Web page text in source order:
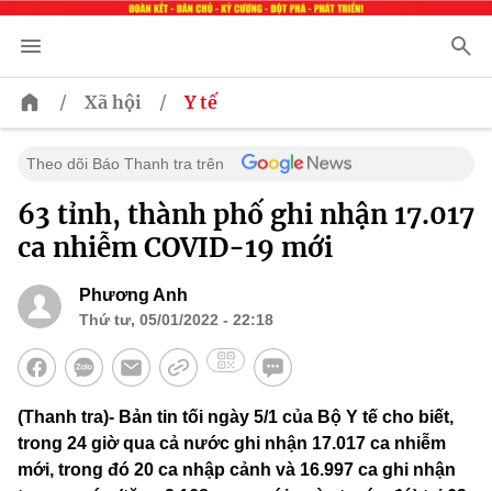
/ Xã hội / Y tế
Theo dõi Báo Thanh tra trên
63 tỉnh, thành phố ghi nhận 17.017
ca nhiễm COVID-19 mới
Phương Anh
Thứ tư, 05/01/2022 - 22:18
(Thanh tra)- Bản tin tối ngày 5/1 của Bộ Y tế cho biết,
trong 24 giờ qua cả nước ghi nhận 17.017 ca nhiễm
mới, trong đó 20 ca nhập cảnh và 16.997 ca ghi nhận